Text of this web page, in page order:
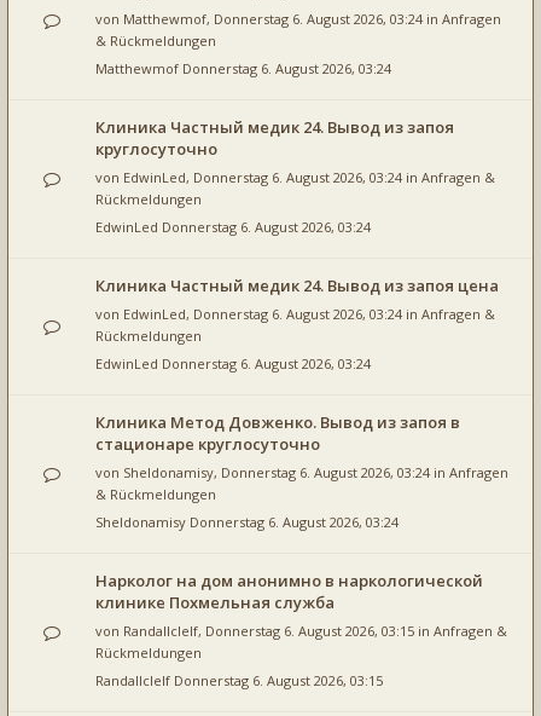
von Matthewmof, Donnerstag 6. August 2026, 03:24 in Anfragen
& Rückmeldungen
Matthewmof Donnerstag 6. August 2026, 03:24
Клиника Частный медик 24. Вывод из запоя
круглосуточно
von EdwinLed, Donnerstag 6. August 2026, 03:24 in Anfragen &
Rückmeldungen
EdwinLed Donnerstag 6. August 2026, 03:24
Клиника Частный медик 24. Вывод из запоя цена
von EdwinLed, Donnerstag 6. August 2026, 03:24 in Anfragen &
Rückmeldungen
EdwinLed Donnerstag 6. August 2026, 03:24
Клиника Метод Довженко. Вывод из запоя в
стационаре круглосуточно
von Sheldonamisy, Donnerstag 6. August 2026, 03:24 in Anfragen
& Rückmeldungen
Sheldonamisy Donnerstag 6. August 2026, 03:24
Нарколог на дом анонимно в наркологической
клинике Похмельная служба
von Randallclelf, Donnerstag 6. August 2026, 03:15 in Anfragen &
Rückmeldungen
Randallclelf Donnerstag 6. August 2026, 03:15